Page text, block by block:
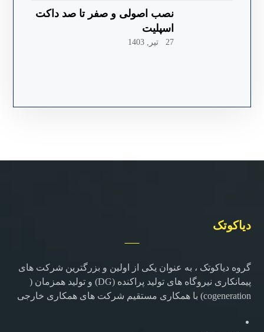
نصب اصولی و صفر تا صد داکت
اسپلیت
27 تیر, 1403
دیاکوتک
گروه دیاکوتک ، به عنوان یکی از اولین و بزرگترین شرکت های
پیمانکاری نیروگاه های تولید پراکنده (DG) و تولید همزمان (
cogeneration) با همکاری مستقیم شرکت های همکاری خارجی